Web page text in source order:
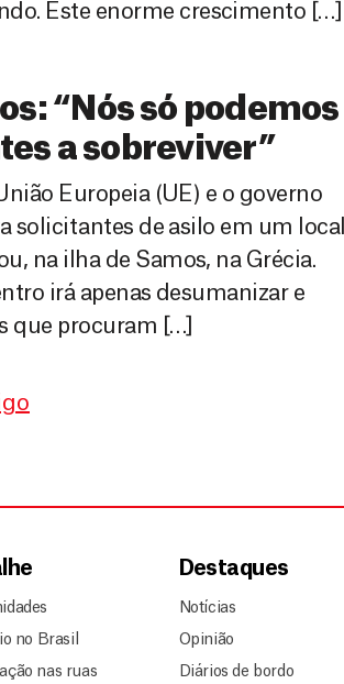
Este enorme crescimento […]
“Nós só podemos
a sobreviver”
Europeia (UE) e o governo
solicitantes de asilo em um local
na ilha de Samos, na Grécia.
irá apenas desumanizar e
que procuram […]
no Brasil
nas ruas
Destaques
Notícias
Opinião
Diários de bordo